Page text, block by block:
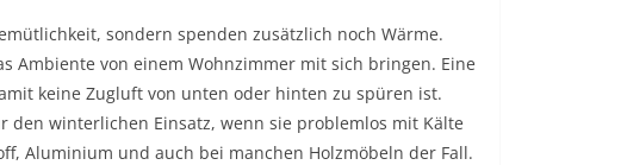
sondern spenden zusätzlich noch Wärme.
Ambiente von einem Wohnzimmer mit sich bringen. Eine
keine Zugluft von unten oder hinten zu spüren ist.
winterlichen Einsatz, wenn sie problemlos mit Kälte
Aluminium und auch bei manchen Holzmöbeln der Fall.